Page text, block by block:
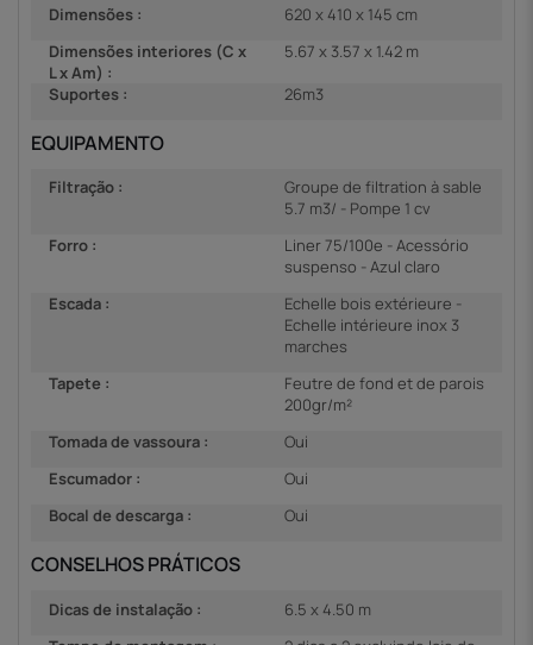
Dimensões :
620 x 410 x 145 cm
Dimensões interiores (C x
L x Am) :
5.67 x 3.57 x 1.42 m
Suportes :
26m3
EQUIPAMENTO
Filtração :
Groupe de filtration à sable
5.7 m3/ - Pompe 1 cv
Forro :
Liner 75/100e - Acessório
suspenso - Azul claro
Escada :
Echelle bois extérieure -
Echelle intérieure inox 3
marches
Tapete :
Feutre de fond et de parois
200gr/m²
Tomada de vassoura :
Oui
Escumador :
Oui
Bocal de descarga :
Oui
CONSELHOS PRÁTICOS
Dicas de instalação :
6.5 x 4.50 m